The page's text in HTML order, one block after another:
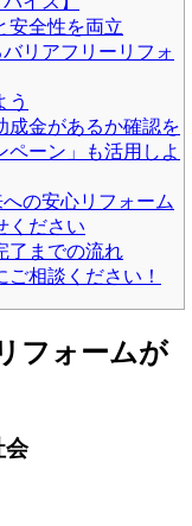
安全性を両立
リアフリーリフォ
う
成金があるか確認を
ペーン」も活用しよ
の安心リフォーム
ください
了までの流れ
相談ください！
フォームが
会